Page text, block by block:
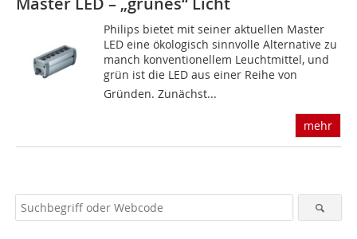
Philips bietet mit seiner aktuellen Master
LED eine ökologisch sinnvolle Alternative zu
manch konventionellem Leuchtmittel, und
grün ist die LED aus einer Reihe von
Gründen. Zunächst...
mehr